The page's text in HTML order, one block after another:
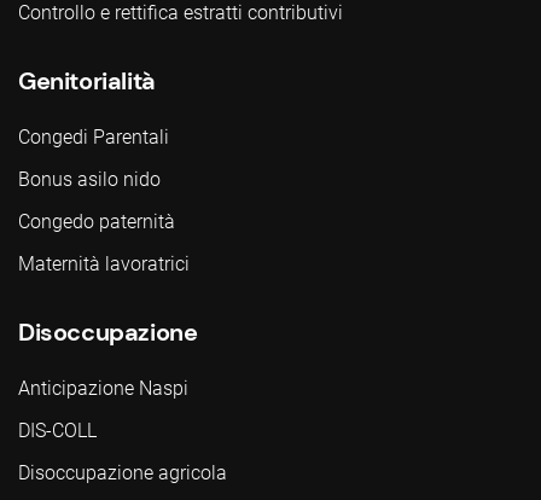
Controllo e rettifica estratti contributivi
Genitorialità
Congedi Parentali
Bonus asilo nido
Congedo paternità
Maternità lavoratrici
Disoccupazione
Anticipazione Naspi
DIS-COLL
Disoccupazione agricola